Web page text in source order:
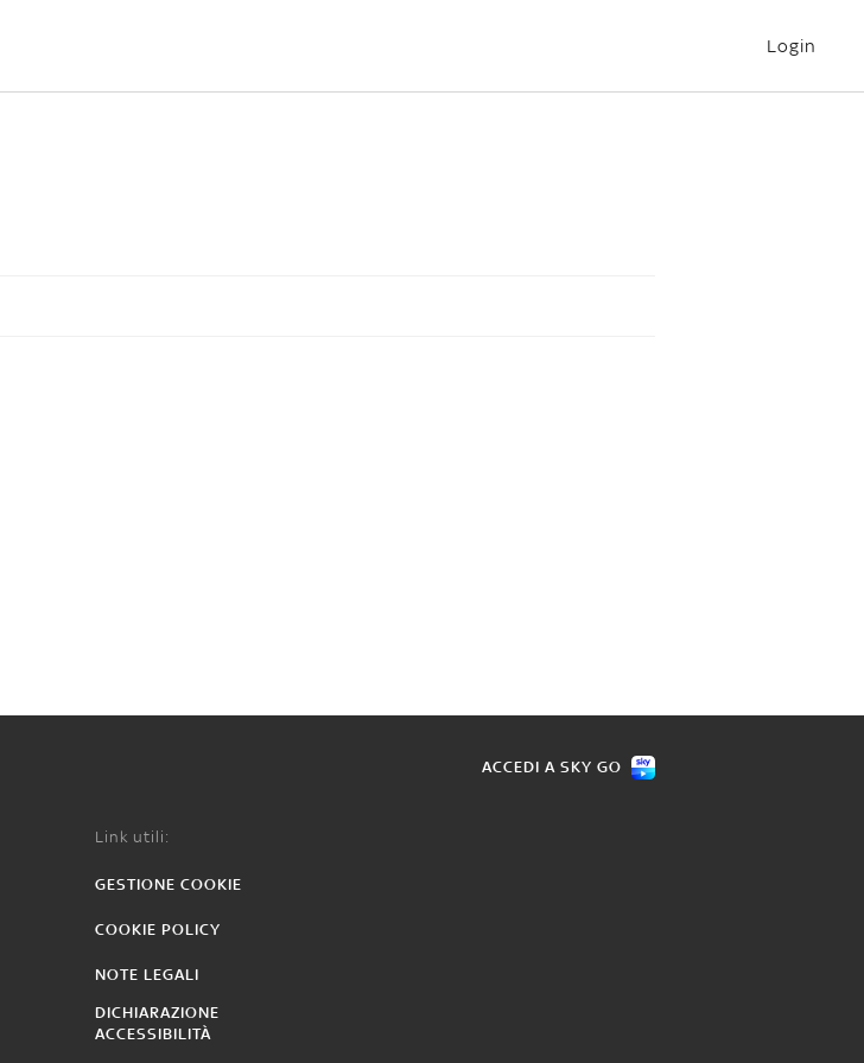
Login
ACCEDI A SKY GO
Link utili:
GESTIONE COOKIE
COOKIE POLICY
NOTE LEGALI
DICHIARAZIONE
ACCESSIBILITÀ